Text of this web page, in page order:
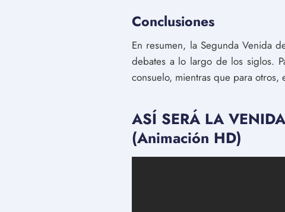
Conclusiones
En resumen, la Segunda Venida
debates a lo largo de los siglos.
consuelo, mientras que para otros,
ASÍ SERÁ LA
(Animación HD)